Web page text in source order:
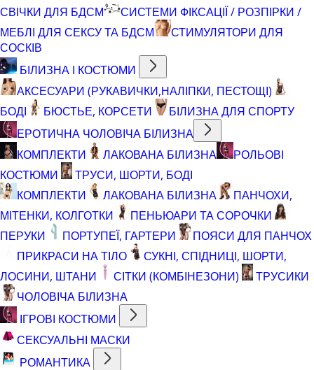
СВІЧКИ ДЛЯ БДСМ
СИСТЕМИ ФІКСАЦІЇ / РОЗПІРКИ /
МЕБЛІ ДЛЯ СЕКСУ ТА БДСМ
СТИМУЛЯТОРИ ДЛЯ
СОСКІВ
БІЛИЗНА І КОСТЮМИ
АКСЕСУАРИ (РУКАВИЧКИ,НАЛІПКИ, ПЕСТОЩІ)
БОДІ
БЮСТЬЕ, КОРСЕТИ
БІЛИЗНА ДЛЯ СПОРТУ
ЕРОТИЧНА ЧОЛОВІЧА БІЛИЗНА
КОМПЛЕКТИ
ЛАКОВАНА БІЛИЗНА
РОЛЬОВІ
КОСТЮМИ
ТРУСИ, ШОРТИ, БОДІ
КОМПЛЕКТИ
ЛАКОВАНА БІЛИЗНА
ПАНЧОХИ,
МІТЕНКИ, КОЛГОТКИ
ПЕНЬЮАРИ ТА СОРОЧКИ
ПЕРУКИ
ПОРТУПЕЇ, ГАРТЕРИ
ПОЯСИ ДЛЯ ПАНЧОХ
ПРИКРАСИ НА ТІЛО
СУКНІ, СПІДНИЦІ, ШОРТИ,
ЛОСИНИ, ШТАНИ
СІТКИ (КОМБІНЕЗОНИ)
ТРУСИКИ
ЧОЛОВІЧА БІЛИЗНА
ІГРОВІ КОСТЮМИ
СЕКСУАЛЬНІ МАСКИ
РОМАНТИКА